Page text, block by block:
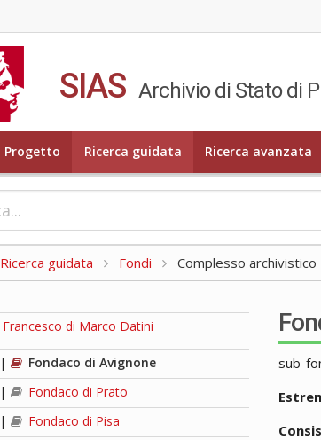
SIAS Archivio di Stato di
Progetto Ricerca guidata Ricerca avanzata
Ricerca guidata Fondi Complesso archivistico
Francesco di Marco Datini
|
Fondaco di Avignone
|
Fondaco di Prato
|
Fondaco di Pisa
sub-